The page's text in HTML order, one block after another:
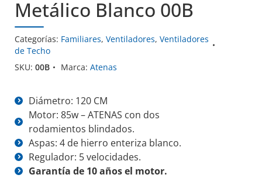
Metálico Blanco 00B
Categorías: Familiares, Ventiladores, Ventiladores
de Techo
SKU: 00B Marca: Atenas
Diámetro: 120 CM
Motor: 85w – ATENAS con dos
rodamientos blindados.
Aspas: 4 de hierro enteriza blanco.
Regulador: 5 velocidades.
Garantía de 10 años el motor.